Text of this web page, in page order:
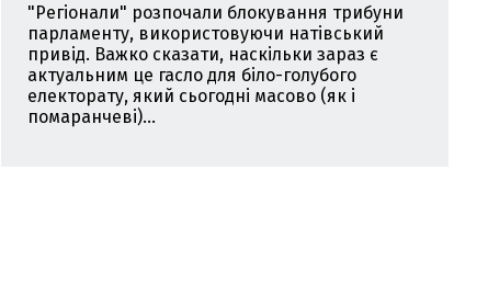
"Регіонали" розпочали блокування трибуни
парламенту, використовуючи натівський
привід. Важко сказати, наскільки зараз є
актуальним це гасло для біло-голубого
електорату, який сьогодні масово (як і
помаранчеві)...